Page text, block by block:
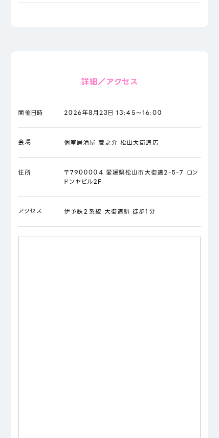
詳細／アクセス
開催日時 2026年8月23日 13:45～16:00
会場 個室居酒屋 蔵之介 松山大街道店
住所
〒7900004 愛媛県松山市大街道2-5-7 ロン
ドンヤビル2F
アクセス 伊予鉄２系統 大街道駅 徒歩1分